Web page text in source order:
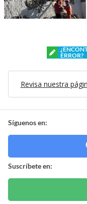
ERROR?
Revisa nuestra
Síguenos en:
Suscríbete en: